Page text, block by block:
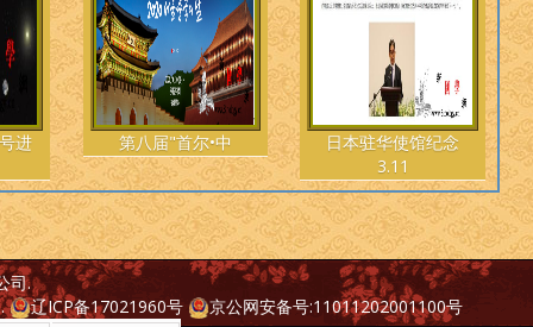
进 第八届"首尔•中
日本驻华使馆纪念
3.11
司.
辽ICP备17021960号 京公网安备号:11011202001100号